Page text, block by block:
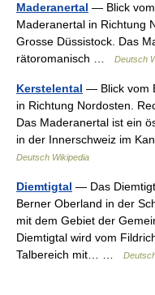
Maderanertal — Blick
Maderanertal in Richtung
Grosse Düssistock. Das
rätoromanisch …
Deutsch
Kerstelental — Blick vom
in Richtung Nordosten.
Das Maderanertal ist ein
in der Innerschweiz im
Deutsch Wikipedia
Diemtigtal — Das
Berner Oberland in der
mit dem Gebiet der
Diemtigtal wird vom
Talbereich mit… …